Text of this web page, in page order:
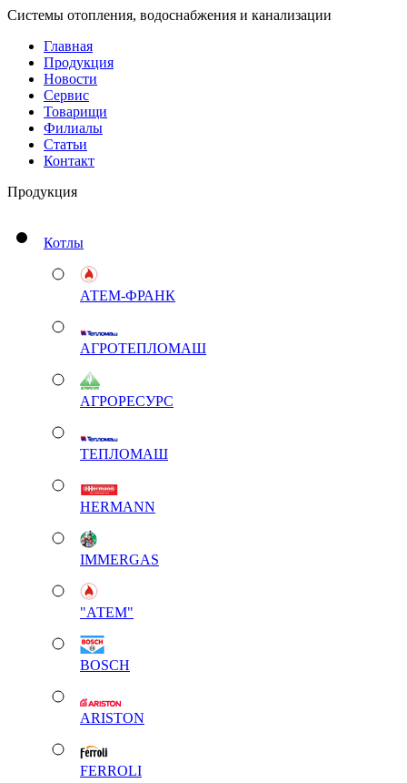
Системы отопления, водоснабжения и канализации
Главная
Продукция
Новости
Сервис
Товарищи
Филиалы
Статьи
Контакт
Продукция
Котлы
АТЕМ-ФРАНК
АГРОТЕПЛОМАШ
АГРОРЕСУРС
ТЕПЛОМАШ
HERMANN
IMMERGAS
"АТЕМ"
BOSCH
ARISTON
FERROLI